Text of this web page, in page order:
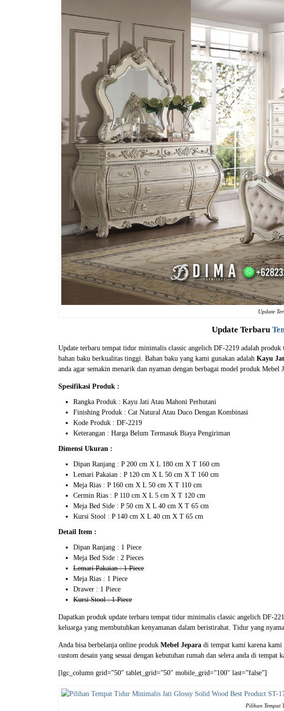
Update
Update Terbaru
Update terbaru tempat tidur minimalis classic angelich DF-2219 adalah produk
bahan baku berkualitas tinggi. Bahan baku yang kami gunakan adalah Kayu
anda agar semakin menarik dan nyaman dengan berbagai model produk Mebel
Spesifikasi Produk :
Rangka Produk : Kayu Jati Atau Mahoni Perhutani
Finishing Produk : Cat Natural Atau Duco Dengan Kombinasi
Kode Produk : DF-2219
Keterangan : Harga Belum Termasuk Biaya Pengiriman
Dimensi Ukuran :
Dipan Ranjang : P 200 cm X L 180 cm X T 160 cm
Lemari Pakaian : P 120 cm X L 50 cm X T 160 cm
Meja Rias : P 160 cm X L 50 cm X T 110 cm
Cermin Rias : P 110 cm X L 5 cm X T 120 cm
Meja Bed Side : P 50 cm X L 40 cm X T 65 cm
Kursi Stool : P 140 cm X L 40 cm X T 65 cm
Detail Item :
Dipan Ranjang : 1 Piece
Meja Bed Side : 2 Pieces
Lemari Pakaian : 1 Piece
Meja Rias : 1 Piece
Drawer : 1 Piece
Kursi Stool : 1 Piece
Dapatkan produk update terbaru tempat tidur minimalis classic angelich DF-
keluarga yang membutuhkan kenyamanan dalam beristirahat. Tidur yang
Anda bisa berbelanja online produk Mebel Jepara di tempat kami karena kami
custom desain yang sesuai dengan kebutuhan rumah dan selera anda di tempat
[lgc_column grid=”50″ tablet_grid=”50″ mobile_grid=”100″ last=”false”]
Pilihan Tempat